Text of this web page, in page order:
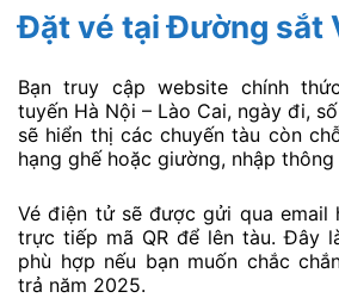
Đặt vé tại Đường sắt
Bạn truy cập website chính
tuyến Hà Nội – Lào Cai, ngày đi,
sẽ hiển thị các chuyến tàu còn
hạng ghế hoặc giường, nhập
Vé điện tử sẽ được gửi qua email
trực tiếp mã QR để lên tàu. Đây
phù hợp nếu bạn muốn chắc
trả năm 2025.